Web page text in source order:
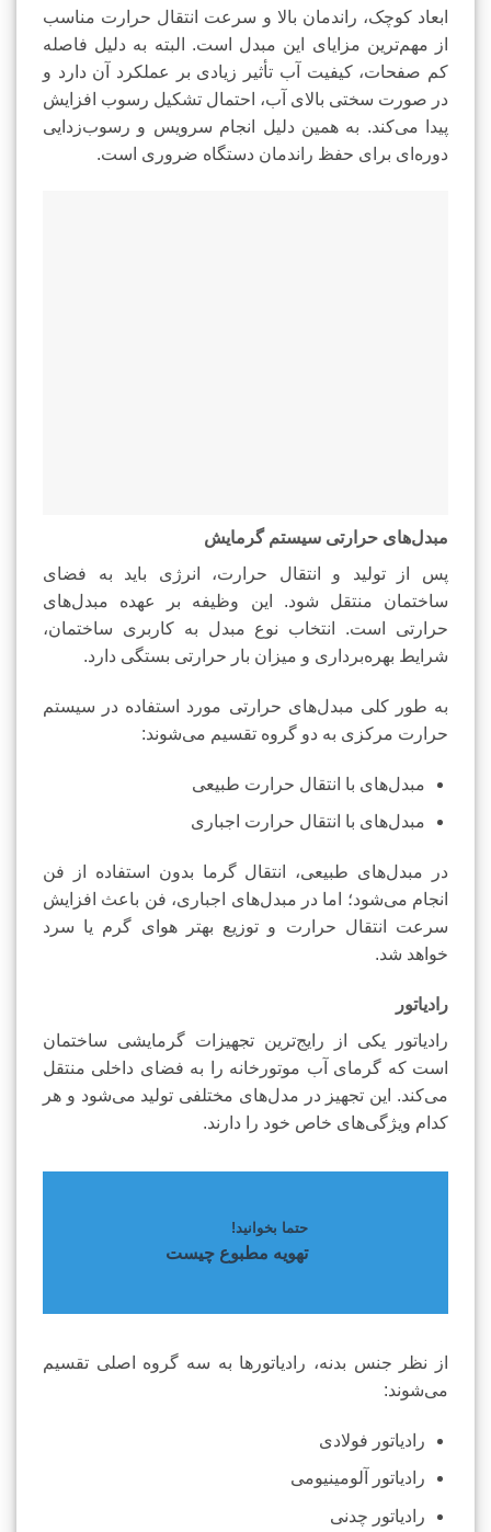
ابعاد کوچک، راندمان بالا و سرعت انتقال حرارت مناسب
از مهم‌ترین مزایای این مبدل است. البته به دلیل فاصله
کم صفحات، کیفیت آب تأثیر زیادی بر عملکرد آن دارد و
در صورت سختی بالای آب، احتمال تشکیل رسوب افزایش
پیدا می‌کند. به همین دلیل انجام سرویس و رسوب‌زدایی
دوره‌ای برای حفظ راندمان دستگاه ضروری است.
مبدل‌های حرارتی سیستم گرمایش
پس از تولید و انتقال حرارت، انرژی باید به فضای
ساختمان منتقل شود. این وظیفه بر عهده مبدل‌های
حرارتی است. انتخاب نوع مبدل به کاربری ساختمان،
شرایط بهره‌برداری و میزان بار حرارتی بستگی دارد.
به طور کلی مبدل‌های حرارتی مورد استفاده در سیستم
حرارت مرکزی به دو گروه تقسیم می‌شوند:
مبدل‌های با انتقال حرارت طبیعی
مبدل‌های با انتقال حرارت اجباری
در مبدل‌های طبیعی، انتقال گرما بدون استفاده از فن
انجام می‌شود؛ اما در مبدل‌های اجباری، فن باعث افزایش
سرعت انتقال حرارت و توزیع بهتر هوای گرم یا سرد
خواهد شد.
رادیاتور
رادیاتور یکی از رایج‌ترین تجهیزات گرمایشی ساختمان
است که گرمای آب موتورخانه را به فضای داخلی منتقل
می‌کند. این تجهیز در مدل‌های مختلفی تولید می‌شود و هر
کدام ویژگی‌های خاص خود را دارند.
حتما بخوانید!
تهویه مطبوع چیست
از نظر جنس بدنه، رادیاتورها به سه گروه اصلی تقسیم
می‌شوند:
رادیاتور فولادی
رادیاتور آلومینیومی
رادیاتور چدنی